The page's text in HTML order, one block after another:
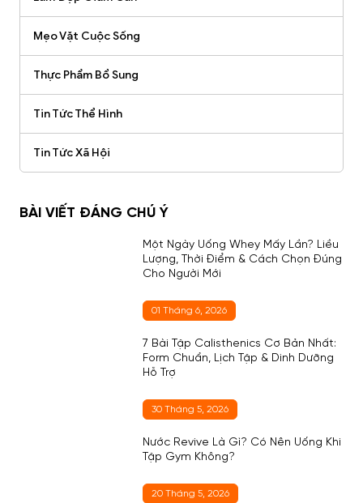
Mẹo Vặt Cuộc Sống
Thực Phẩm Bổ Sung
Tin Tức Thể Hình
Tin Tức Xã Hội
BÀI VIẾT ĐÁNG CHÚ Ý
Một Ngày Uống Whey Mấy Lần? Liều
Lượng, Thời Điểm & Cách Chọn Đúng
Cho Người Mới
01 Tháng 6, 2026
7 Bài Tập Calisthenics Cơ Bản Nhất:
Form Chuẩn, Lịch Tập & Dinh Dưỡng
Hỗ Trợ
30 Tháng 5, 2026
Nước Revive Là Gì? Có Nên Uống Khi
Tập Gym Không?
20 Tháng 5, 2026